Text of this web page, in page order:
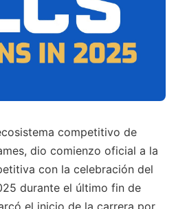
competitivo de
dio comienzo oficial a la
con la celebración del
durante el último fin de